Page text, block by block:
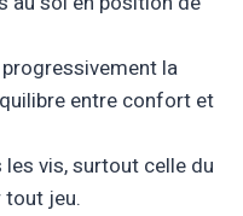
la
entre confort et
vis, surtout celle du
tout jeu.